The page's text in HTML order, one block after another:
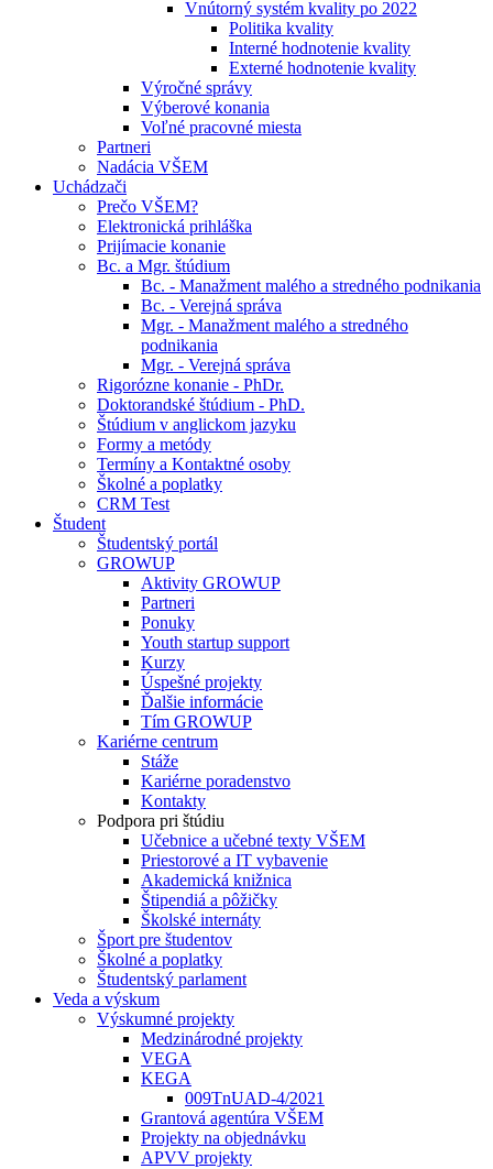
Vnútorný systém kvality po 2022
Politika kvality
Interné hodnotenie kvality
Externé hodnotenie kvality
Výročné správy
Výberové konania
Voľné pracovné miesta
Partneri
Nadácia VŠEM
Uchádzači
Prečo VŠEM?
Elektronická prihláška
Prijímacie konanie
Bc. a Mgr. štúdium
Bc. - Manažment malého a stredného podnikania
Bc. - Verejná správa
Mgr. - Manažment malého a stredného
podnikania
Mgr. - Verejná správa
Rigorózne konanie - PhDr.
Doktorandské štúdium - PhD.
Štúdium v anglickom jazyku
Formy a metódy
Termíny a Kontaktné osoby
Školné a poplatky
CRM Test
Študent
Študentský portál
GROWUP
Aktivity GROWUP
Partneri
Ponuky
Youth startup support
Kurzy
Úspešné projekty
Ďalšie informácie
Tím GROWUP
Kariérne centrum
Stáže
Kariérne poradenstvo
Kontakty
Podpora pri štúdiu
Učebnice a učebné texty VŠEM
Priestorové a IT vybavenie
Akademická knižnica
Štipendiá a pôžičky
Školské internáty
Šport pre študentov
Školné a poplatky
Študentský parlament
Veda a výskum
Výskumné projekty
Medzinárodné projekty
VEGA
KEGA
009TnUAD-4/2021
Grantová agentúra VŠEM
Projekty na objednávku
APVV projekty